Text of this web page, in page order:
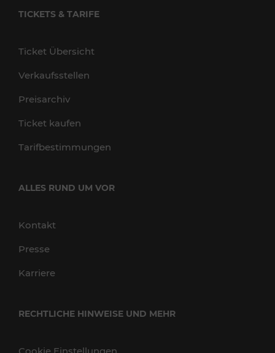
TICKETS & TARIFE
Ticket Übersicht
Verkaufsstellen
Preisarchiv
Ticket kaufen
Tarifbestimmungen
ALLES RUND UM VOR
Kontakt
Presse
Karriere
RECHTLICHE HINWEISE UND MEHR